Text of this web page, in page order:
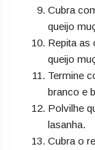
Cubra
queijo
Repita as
queijo
Termine
branco e
Polvilhe
lasanha.
Cubra o